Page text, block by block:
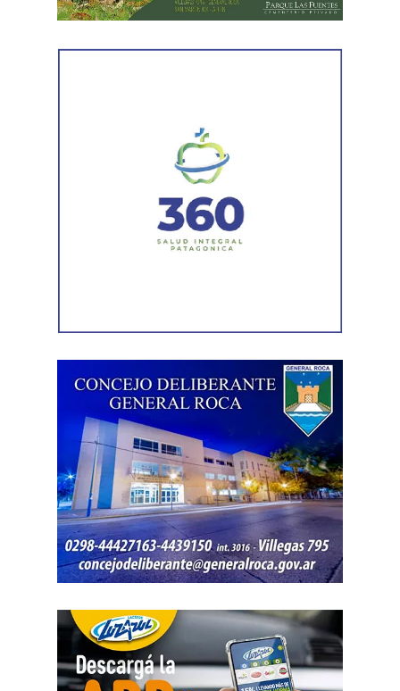
requieran.
«Sabemos que todavía hay sectores con agua en
Defensa Civil, Manuel Carrillo, en referencia a los
sectores donde el agua permanece en superficie.